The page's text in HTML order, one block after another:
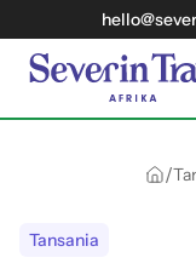
/
Tansania